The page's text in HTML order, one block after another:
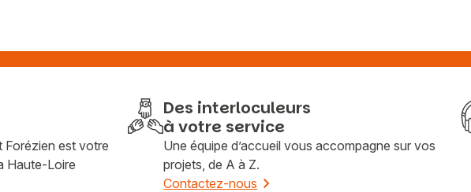
Forézien est votre
Haute-Loire
Des interloculeurs
à votre service
Une équipe d’accueil vous accompagne sur vos
projets, de A à Z.
Contactez-nous